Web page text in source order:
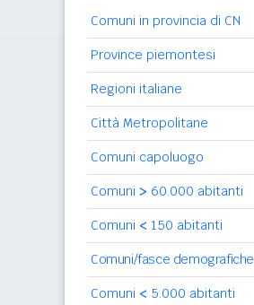
Comuni in provincia di CN
Province piemontesi
Regioni italiane
Città Metropolitane
Comuni capoluogo
Comuni > 60.000 abitanti
Comuni < 150 abitanti
Comuni/fasce demografiche
Comuni < 5.000 abitanti